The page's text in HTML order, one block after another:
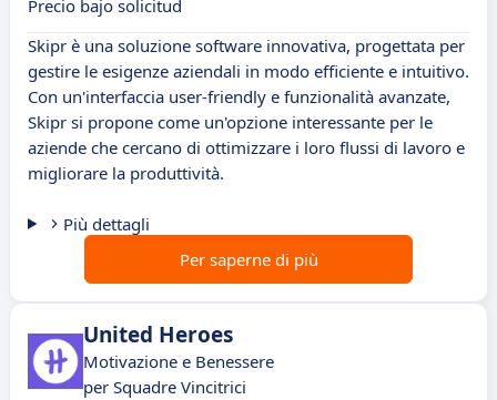
Precio bajo solicitud
Skipr è una soluzione software innovativa, progettata per
gestire le esigenze aziendali in modo efficiente e intuitivo.
Con un'interfaccia user-friendly e funzionalità avanzate,
Skipr si propone come un'opzione interessante per le
aziende che cercano di ottimizzare i loro flussi di lavoro e
migliorare la produttività.
Più dettagli
Per saperne di più
United Heroes
Motivazione e Benessere
per Squadre Vincitrici